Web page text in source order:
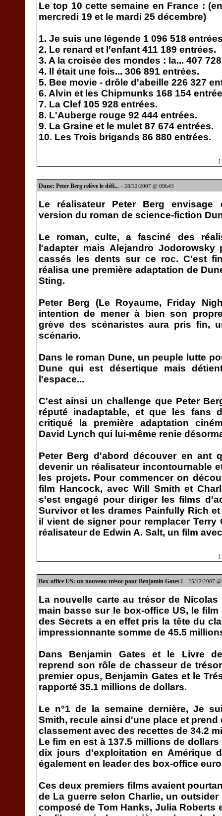
Le top 10 cette semaine en France :
mercredi 19 et le mardi 25 décembre)
1. Je suis une légende 1 096 518
2. Le renard et l'enfant 411 189 entrées.
3. A la croisée des mondes : la... 407
4. Il était une fois... 306 891 entrées.
5. Bee movie - drôle d'abeille 226 327
6. Alvin et les Chipmunks 168 154
7. La Clef 105 928 entrées.
8. L'Auberge rouge 92 444 entrées.
9. La Graine et le mulet 87 674 entrées.
10. Les Trois brigands 86 880 entrées.
[
Dune: Peter Berg relève le défi... - 28/12/2007 @ 09h43
Le réalisateur Peter Berg envisage
version du roman de science-fiction
Le roman, culte, a fasciné des
l'adapter mais Alejandro
cassés les dents sur ce roc. C'est
réalisa une première adaptation de
Sting.
Peter Berg (Le Royaume, Friday
intention de mener à bien son
grève des scénaristes aura pris fin,
scénario.
Dans le roman Dune, un peuple lutte
Dune qui est désertique mais
l'espace...
C'est ainsi un challenge que Peter
réputé inadaptable, et que les fans
critiqué la première adaptation
David Lynch qui lui-même renie
Peter Berg d'abord découver en ant
devenir un réalisateur incontournable
les projets. Pour commencer on
film Hancock, avec Will Smith et
s'est engagé pour diriger les films
Survivor et les drames Painfully Rich
il vient de signer pour remplacer Terry
réalisateur de Edwin A. Salt, un film
[
Box-office US: un nouveau trésor pour Benjamin Gates ! - 25/12/2007
La nouvelle carte au trésor de
main basse sur le box-office US, le
des Secrets a en effet pris la tête du
impressionnante somme de 45.5
Dans Benjamin Gates et le Livre
reprend son rôle de chasseur de
premier opus, Benjamin Gates et le
rapporté 35.1 millions de dollars.
Le n°1 de la semaine dernière, Je
Smith, recule ainsi d'une place et
classement avec des recettes de 34.2
Le fim en est à 137.5 millions de
dix jours d'exploitation en Amérique
également en leader des box-office
Ces deux premiers films avaient
de La guerre selon Charlie, un
composé de Tom Hanks, Julia Roberts